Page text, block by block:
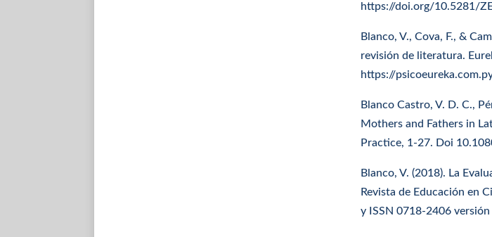
https://doi.org/10.5281/
Blanco, V., Cova, F., &
revisión de literatura.
https://
Blanco Castro, V. D. C.,
Mothers and Fathers in
Practice, 1-27. Doi
Blanco, V. (2018). La
Revista de Educación en
y ISSN 0718-2406